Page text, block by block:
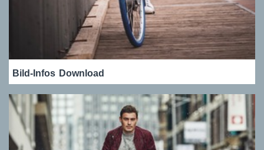
Bild-Infos Download